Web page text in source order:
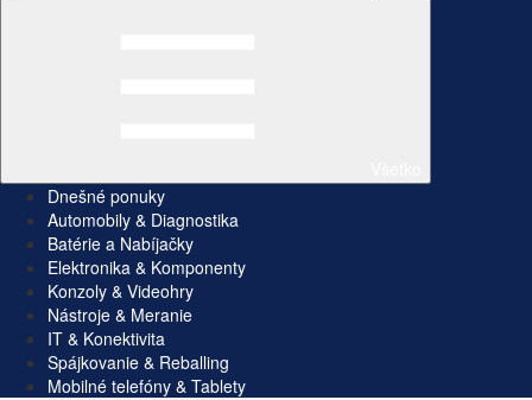
Dnešné ponuky
Automobily & Diagnostika
Batérie a Nabíjačky
Elektronika & Komponenty
Konzoly & Videohry
Nástroje & Meranie
IT & Konektivita
Spájkovanie & Reballing
Mobilné telefóny & Tablety